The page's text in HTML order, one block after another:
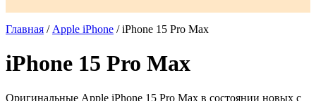
Главная / Apple iPhone / iPhone 15 Pro Max
iPhone 15 Pro Max
Оригинальные Apple iPhone 15 Pro Max в состоянии новых с